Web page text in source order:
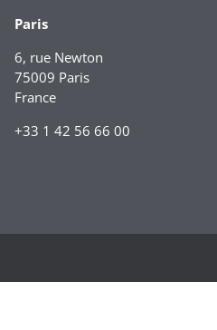
Paris
6, rue Newton
75009 Paris
France
+33 1 42 56 66 00